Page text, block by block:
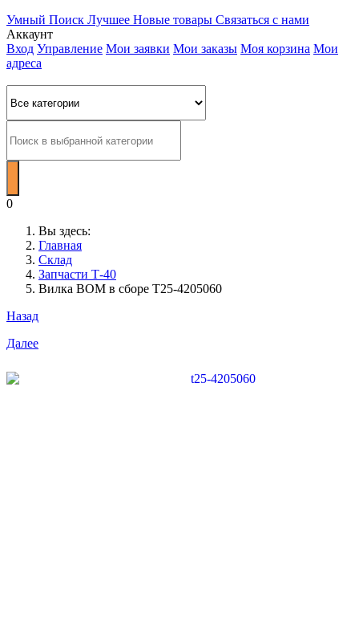
Умный Поиск Лучшее Новые товары Связаться с нами
Аккаунт
Вход Управление Мои заявки Мои заказы Моя корзина Мои
адреса
0
Вы здесь:
Главная
Склад
Запчасти Т-40
Вилка ВОМ в сборе Т25-4205060
Назад
Далее